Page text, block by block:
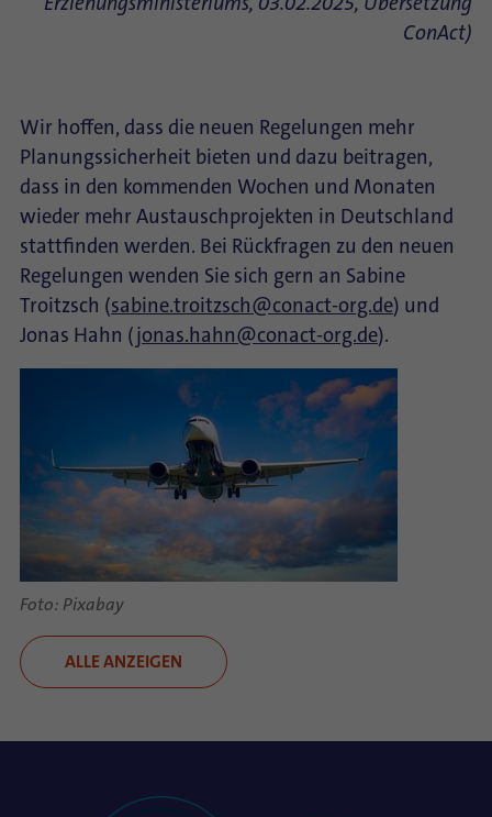
ConAct)
Wir hoffen, dass die neuen Regelungen mehr
Planungssicherheit bieten und dazu beitragen,
dass in den kommenden Wochen und Monaten
wieder mehr Austauschprojekten in Deutschland
stattfinden werden. Bei Rückfragen zu den neuen
Regelungen wenden Sie sich gern an Sabine
Troitzsch (sabine.troitzsch@conact-org.de) und
Jonas Hahn (jonas.hahn@conact-org.de).
Foto: Pixabay
ALLE ANZEIGEN